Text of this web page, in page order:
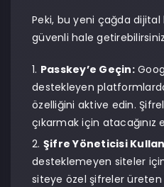
Peki, bu yeni çağda dijital
güvenli hale
Passkey’e Geçin:
destekleyen
özelliğini aktive edin.
çıkarmak için atacağınız
Şifre Yöneticisi
desteklemeyen siteler
siteye özel şifreler